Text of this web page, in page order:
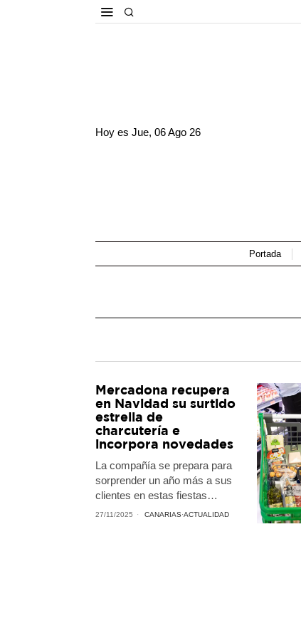
Hoy esJue, 06 Ago 26
Portada
Mercadona recupera
en Navidad su surtido
estrella de
charcutería e
incorpora novedades
La compañía se prepara para
sorprender un año más a sus
clientes en estas fiestas…
27/11/2025 CANARIAS·ACTUALIDAD